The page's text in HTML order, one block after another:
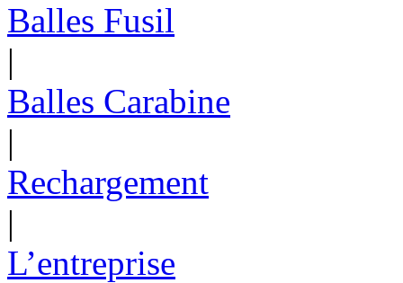
Balles Fusil
|
Balles Carabine
|
Rechargement
|
L’entreprise